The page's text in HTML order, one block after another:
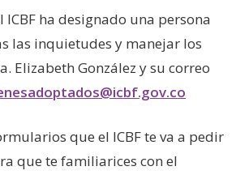
de Familias y Amigos
ha designado una persona
las inquietudes y manejar los
Elizabeth González y su correo
que el ICBF te va a pedir
que te familiarices con el